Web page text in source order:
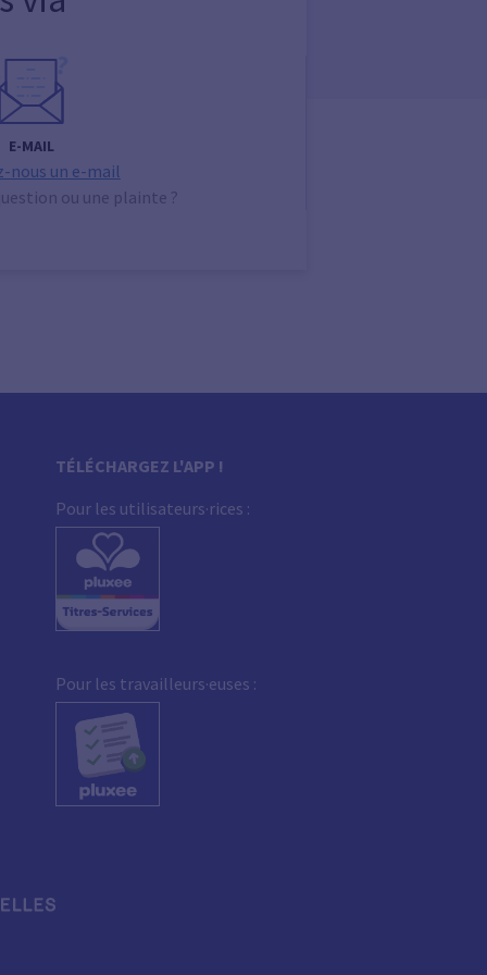
E-MAIL
nous un e-mail
ou une plainte ?
TÉLÉCHARGEZ L'APP !
Pour les utilisateurs·rices :
Pour les travailleurs·euses :